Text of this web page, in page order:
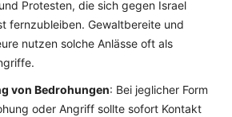
Protesten, die sich gegen Israel
fernzubleiben. Gewaltbereite und
nutzen solche Anlässe oft als
von Bedrohungen: Bei jeglicher Form
oder Angriff sollte sofort Kontakt